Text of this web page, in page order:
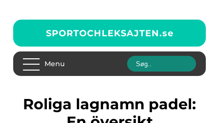
SPORTOCHLEKSAJTEN.se
Menu
Roliga lagnamn padel: